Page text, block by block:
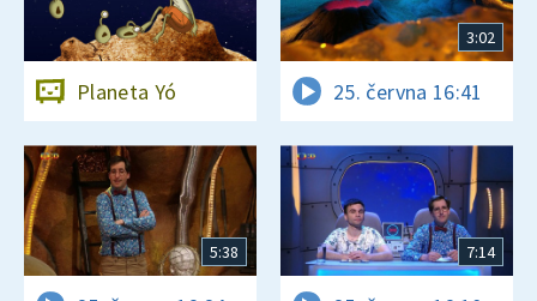
Planeta Yó
3:02
25. června 16:41
5:38 7:14